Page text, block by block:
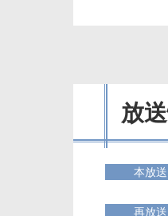
放
本放送
再放送